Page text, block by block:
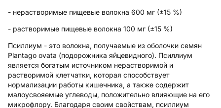
- нерастворимые пищевые волокна 600 мг (±15 %)
- растворимые пищевые волокна 100 мг (±15 %)
Псиллиум - это волокна, получаемые из оболочки семян
Plantago ovata (подорожника яйцевидного). Псиллиум
является богатым источником нерастворимой и
растворимой клетчатки, которая способствует
нормализации работы кишечника, а также содержит
малоусвояемые углеводы, положительно влияющие на его
микрофлору. Благодаря своим свойствам, псиллиум